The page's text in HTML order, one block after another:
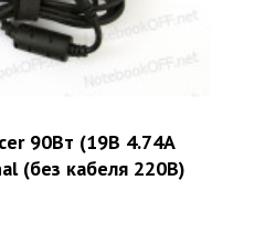
90Вт (19В 4.74А
(без кабеля 220В)